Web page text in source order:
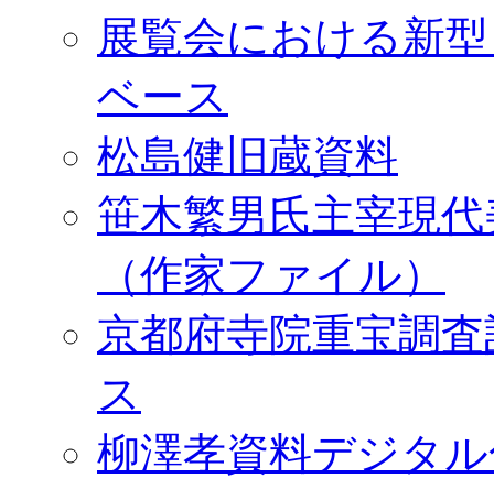
展覧会における新
ベース
松島健旧蔵資料
笹木繁男氏主宰現
（作家ファイル）
京都府寺院重宝調
ス
柳澤孝資料デジタ